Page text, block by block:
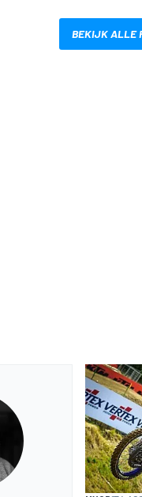
BEKIJK ALLE